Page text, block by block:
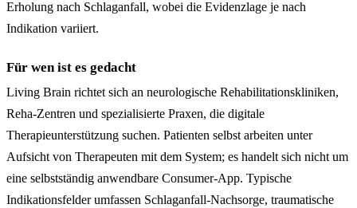
Erholung nach Schlaganfall, wobei die Evidenzlage je nach
Indikation variiert.
Für wen ist es gedacht
Living Brain richtet sich an neurologische Rehabilitationskliniken,
Reha-Zentren und spezialisierte Praxen, die digitale
Therapieunterstützung suchen. Patienten selbst arbeiten unter
Aufsicht von Therapeuten mit dem System; es handelt sich nicht um
eine selbstständig anwendbare Consumer-App. Typische
Indikationsfelder umfassen Schlaganfall-Nachsorge, traumatische